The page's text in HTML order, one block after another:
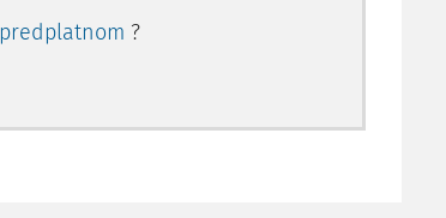
predplatnom ?